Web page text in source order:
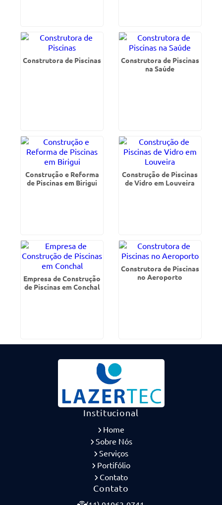
Construtora de Piscinas
Construtora de Piscinas
na Saúde
Construção e Reforma
de Piscinas em Birigui
Construção de Piscinas
de Vidro em Louveira
Empresa de Construção
de Piscinas em Conchal
Construtora de Piscinas
no Aeroporto
Institucional
Home
Sobre Nós
Serviços
Portifólio
Contato
Contato